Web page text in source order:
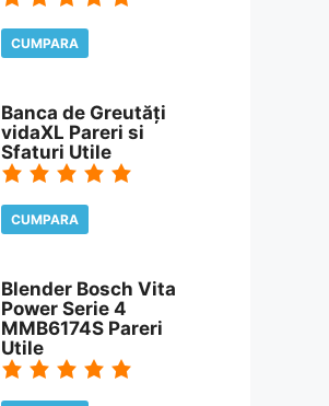
CUMPARA
Banca de Greutăți
vidaXL Pareri si
Sfaturi Utile
CUMPARA
Blender Bosch Vita
Power Serie 4
MMB6174S Pareri
Utile